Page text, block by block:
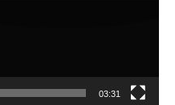
03:31